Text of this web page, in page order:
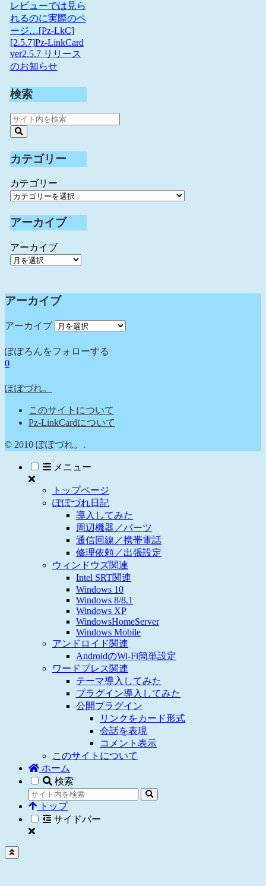
レビューでは見ら
れるのに実際のペ
ージ…[Pz-LkC]
[2.5.7]Pz-LinkCard
ver2.5.7 リリース
のお知らせ
検索
カテゴリー
カテゴリー
アーカイブ
アーカイブ
アーカイブ
アーカイブ
ぽぽろんをフォローする
0
ぽぽづれ。
このサイトについて
Pz-LinkCardについて
© 2010 ぽぽづれ。.
メニュー
トップページ
ぽぽづれ日記
導入してみた
周辺機器／パーツ
通信回線／携帯電話
修理依頼／出張設定
ウィンドウズ関連
Intel SRT関連
Windows 10
Windows 8/8.1
Windows XP
WindowsHomeServer
Windows Mobile
アンドロイド関連
AndroidのWi-Fi簡単設定
ワードプレス関連
テーマ導入してみた
プラグイン導入してみた
公開プラグイン
リンクをカード形式
会話を表現
コメント表示
このサイトについて
ホーム
検索
トップ
サイドバー